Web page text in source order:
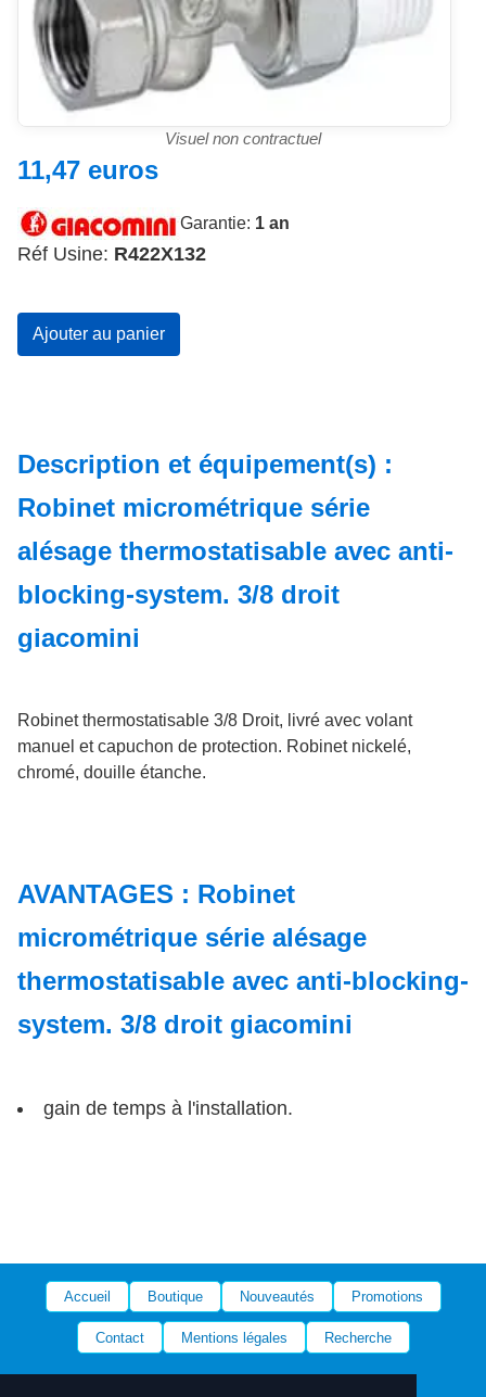
Visuel non contractuel
11,47 euros
Voir le site de la marque Giacomini
Garantie: 1 an
Réf Usine: R422X132
Ajouter au panier
Description et équipement(s) :
Robinet micrométrique série
alésage thermostatisable avec anti-
blocking-system. 3/8 droit
giacomini
Robinet thermostatisable 3/8 Droit, livré avec volant
manuel et capuchon de protection. Robinet nickelé,
chromé, douille étanche.
AVANTAGES : Robinet
micrométrique série alésage
thermostatisable avec anti-blocking-
system. 3/8 droit giacomini
gain de temps à l'installation.
Accueil Boutique Nouveautés Promotions
Contact Mentions légales Recherche